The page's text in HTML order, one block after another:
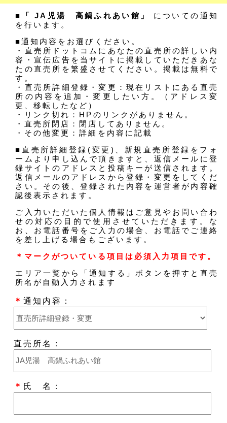
■「 JA児湯 高鍋ふれあい館」 についての通知
を行います。
■通知内容をお選びください。
・直売所ドットコムにあなたの直売所の詳しい内
容・宣伝広告を当サイトに掲載していただきあな
たの直売所を繁盛させてください。掲載は無料で
す。
・直売所詳細登録・変更：現在リストにある直売
所の内容を追加・変更したい方。（アドレス変
更、移転したなど）
・リンク切れ：HPのリンクがありません。
・直売所閉店：閉店してありません。
・その他変更：詳細を内容に記載
■直売所詳細登録(変更)、新規直売所登録をフォ
ームより申し込んで頂きますと、返信メールに登
録サイトのアドレスと投稿キーが送信されます。
返信メールのアドレスから登録・変更をしてくだ
さい。その後、登録された内容を運営者が内容確
認後表示されます。
ご入力いただいた個人情報はご意見やお問い合わ
せの対応の目的で使用させていただきます。な
お、お電話番号をご入力の場合、お電話でご連絡
を差し上げる場合もございます。
＊マークがついている項目は必須入力項目です。
エリア一覧から「通知する」ボタンを押すと直売
所名が自動入力されます
＊通知内容：
直売所名：
＊ 氏 名：